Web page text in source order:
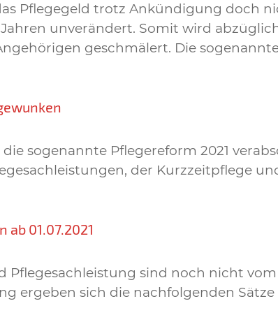
Pflegegeld trotz Ankündigung doch
unverändert. Somit wird
geschmälert. Die
sogenannte Pflegereform 2021
der Kurzzeitpflege
01.07.2021
Pflegesachleistung sind noch nicht
ergeben sich die nachfolgenden Sätze